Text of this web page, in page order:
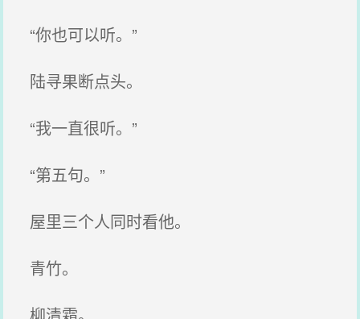
“你也可以听。”
陆寻果断点头。
“我一直很听。”
“第五句。”
屋里三个人同时看他。
青竹。